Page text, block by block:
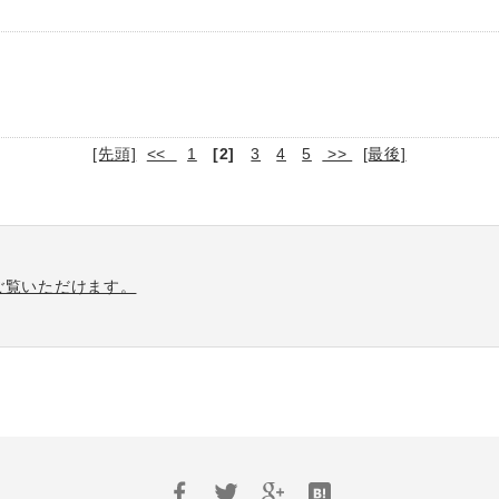
[先頭] << 1 [2] 3 4 5 >> [最後]
いただけます。